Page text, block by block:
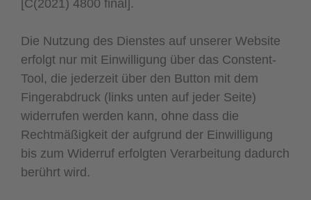
[C(2021) 4800 final].
Die Nutzung des Dienstes auf unserer Website
erfolgt nur mit Einwilligung über das Constent-
Tool, die jederzeit über den Button mit dem
Fingerabdruck (links unten auf jeder Seite)
widerrufen werden kann, ohne dass die
Rechtmäßigkeit der aufgrund der Einwilligung
bis zum Widerruf erfolgten Verarbeitung dadurch
berührt wird.